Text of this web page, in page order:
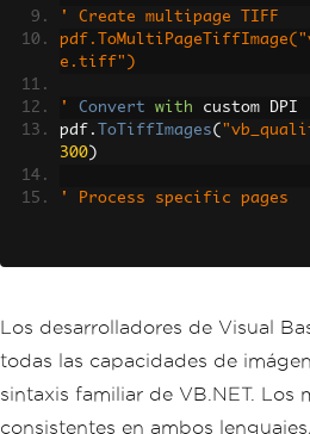
' Create multipage TIFF
e.tiff")
' Convert with custom DPI
pdf . ToTiffImages(
300 )
' Process specific pages
Los desarrolladores de Visual
todas las capacidades de
sintaxis familiar de VB.NET. Los
consistentes en ambos